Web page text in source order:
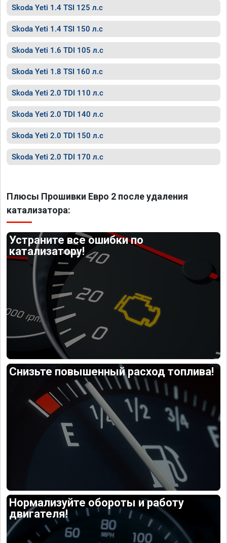
Skoda Yeti 1.4 TSI 125 л.с
Skoda Yeti 1.4 TSI 150 л.с
Skoda Yeti 1.6 TDI 105 л.с
Skoda Yeti 1.8 TSI 160 л.с
Skoda Yeti 2.0 TDI 110 л.с
Skoda Yeti 2.0 TDI 140 л.с
Skoda Yeti 2.0 TDI 150 л.с
Skoda Yeti 2.0 TDI 170 л.с
Плюсы Прошивки Евро 2 после удаления
катализатора:
Устраните все ошибки по
катализатору!
Снизьте повышенный расход топлива!
Нормализуйте обороты и работу
двигателя!